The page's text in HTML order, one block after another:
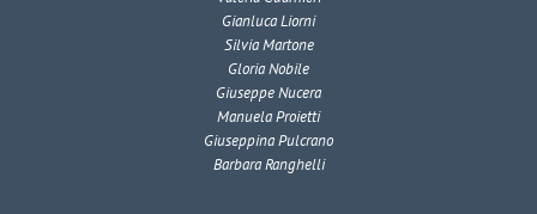
Gianluca Liorni
Silvia Martone
Gloria Nobile
Giuseppe Nucera
Manuela Proietti
Giuseppina Pulcrano
Barbara Ranghelli